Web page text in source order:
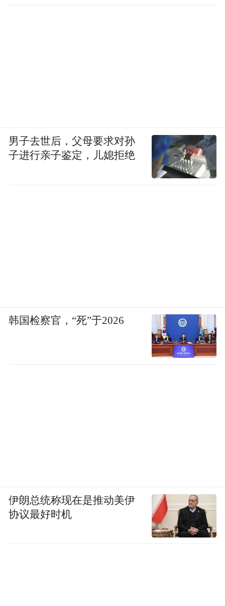
男子去世后，父母要求对孙
子进行亲子鉴定，儿媳拒绝
韩国检察官，“死”于2026
伊朗总统称现在是推动美伊
协议最好时机